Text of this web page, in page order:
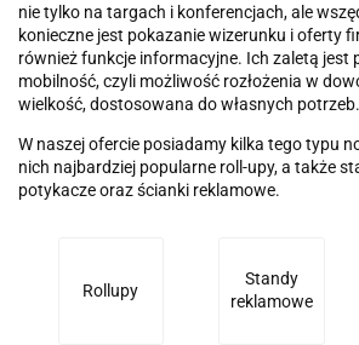
nie tylko na targach i konferencjach, ale
konieczne jest pokazanie wizerunku i oferty
również funkcje informacyjne. Ich zaletą jest
mobilność, czyli możliwość rozłożenia w
wielkość, dostosowana do własnych potrzeb.
W naszej ofercie posiadamy kilka tego typu
nich najbardziej popularne roll-upy, a także
potykacze oraz ścianki reklamowe.
Rollupy
Standy
reklamowe